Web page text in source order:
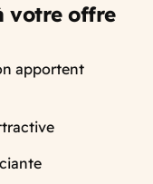
votre offre
apportent